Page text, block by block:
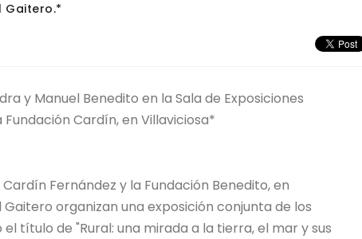
Gaitero.*
y Manuel Benedito en la Sala de Exposiciones
Cardín, en Villaviciosa*
Fernández y la Fundación Benedito, en
organizan una exposición conjunta de los
título de "Rural: una mirada a la tierra, el mar y sus